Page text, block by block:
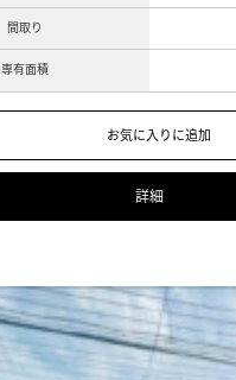
間取り
専有面積
詳細